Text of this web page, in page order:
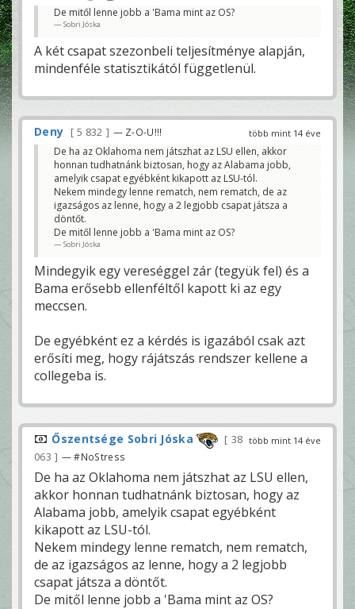
De mitől lenne jobb a 'Bama mint az OS?
Sobri Jóska
A két csapat szezonbeli teljesítménye alapján,
mindenféle statisztikától függetlenül.
több mint 14 éve
Deny 5 832 — Z-O-U!!!
De ha az Oklahoma nem játszhat az LSU ellen, akkor
honnan tudhatnánk biztosan, hogy az Alabama jobb,
amelyik csapat egyébként kikapott az LSU-tól.
Nekem mindegy lenne rematch, nem rematch, de az
igazságos az lenne, hogy a 2 legjobb csapat játsza a
döntőt.
De mitől lenne jobb a 'Bama mint az OS?
Sobri Jóska
Mindegyik egy vereséggel zár (tegyük fel) és a
Bama erősebb ellenféltől kapott ki az egy
meccsen.
De egyébként ez a kérdés is igazából csak azt
erősíti meg, hogy rájátszás rendszer kellene a
collegeba is.
több mint 14 éve
Őszentsége Sobri Jóska
38
063
— #NoStress
De ha az Oklahoma nem játszhat az LSU ellen,
akkor honnan tudhatnánk biztosan, hogy az
Alabama jobb, amelyik csapat egyébként
kikapott az LSU-tól.
Nekem mindegy lenne rematch, nem rematch,
de az igazságos az lenne, hogy a 2 legjobb
csapat játsza a döntőt.
De mitől lenne jobb a 'Bama mint az OS?